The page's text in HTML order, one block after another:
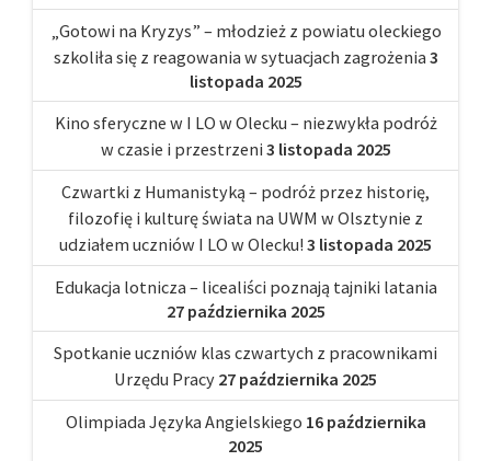
„Gotowi na Kryzys” – młodzież z powiatu oleckiego
szkoliła się z reagowania w sytuacjach zagrożenia 3
listopada 2025
Kino sferyczne w I LO w Olecku – niezwykła podróż
w czasie i przestrzeni 3 listopada 2025
Czwartki z Humanistyką – podróż przez historię,
filozofię i kulturę świata na UWM w Olsztynie z
udziałem uczniów I LO w Olecku! 3 listopada 2025
Edukacja lotnicza – licealiści poznają tajniki latania
27 października 2025
Spotkanie uczniów klas czwartych z pracownikami
Urzędu Pracy 27 października 2025
Olimpiada Języka Angielskiego 16 października
2025